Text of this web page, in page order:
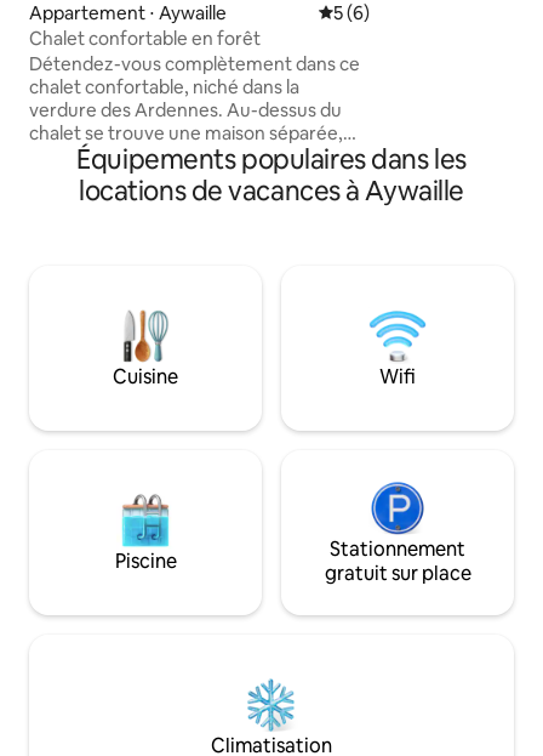
Appartement ⋅ Aywaille Évaluation moyenne sur
5 (6)
Chalet confortable en forêt
Détendez-vous complètement dans ce
chalet confortable, niché dans la
verdure des Ardennes. Au-dessus du
chalet se trouve une maison séparée,
mais le chalet dispose de sa propre
entrée et d'une terrasse privée. Profitez
de la tranquillité de la forêt qui vous
nombreux sentiers de randonnée
pédestre et cyclables Ce chalet offre la
combinaison parfaite de tranquillité, de
confort et d'un excellent emplacement.
des Ardennes
Équipements populaires dans les
locations de vacances à Aywaille
Cuisine Wifi
Piscine
Stationnement
gratuit sur place
Climatisation